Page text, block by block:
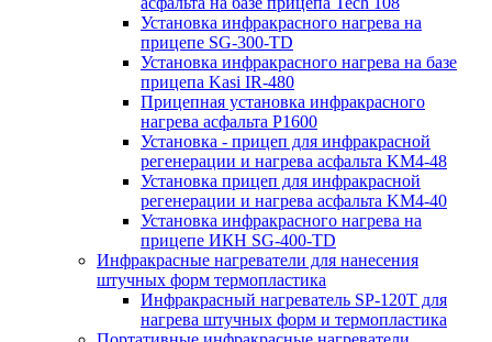
Установка инфракрасного нагрева на
прицепе SG-300-TD
Установка инфракрасного нагрева на базе
прицепа Kasi IR-480
Прицепная установка инфракрасного
нагрева асфальта P1600
Установка - прицеп для инфракрасной
регенерации и нагрева асфальта KM4-48
Установка прицеп для инфракрасной
регенерации и нагрева асфальта KM4-40
Установка инфракрасного нагрева на
прицепе ИКН SG-400-TD
Инфракрасные нагреватели для нанесения
штучных форм термопластика
Инфракрасный нагреватель SP-120T для
нагрева штучных форм и термопластика